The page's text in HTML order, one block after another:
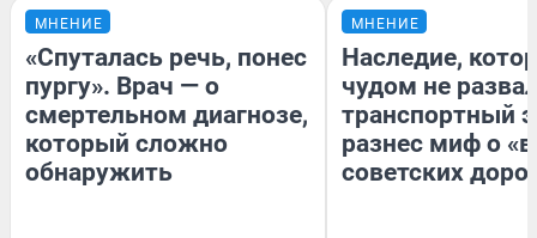
МНЕНИЕ
«Спуталась речь, понес
пургу». Врач — о
смертельном диагнозе,
который сложно
обнаружить
МНЕНИЕ
Наследие,
чудом не
транспортный
разнес миф о
советских